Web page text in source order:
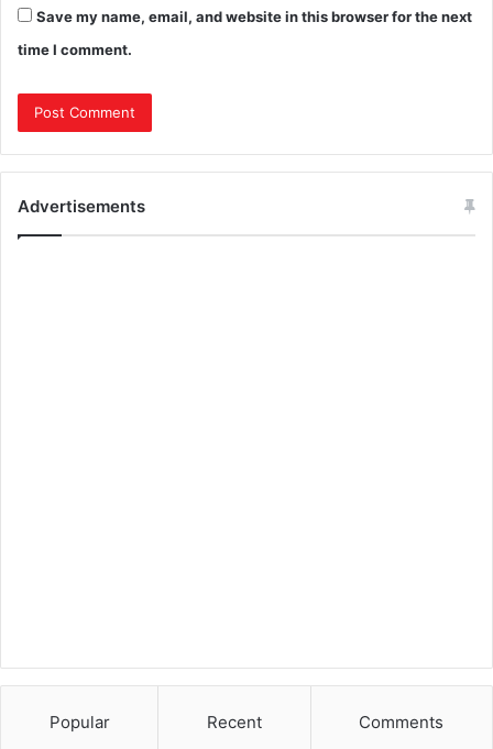
Save my name, email, and website in this browser for the next
time I comment.
Advertisements
Popular Recent Comments